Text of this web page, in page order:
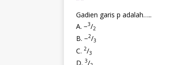
Gadien garis p adalah…..
A. −3/2
B. −2/3
C. 2/3
D. 3/